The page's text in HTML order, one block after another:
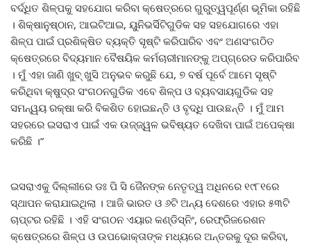
ବର୍ଦ୍ଧିତ ଶିଳ୍ପକୁ ସହଯୋଗ କରିବା କ୍ଷେତ୍ରରେ ଗୁରୁତ୍ୱପୂର୍ଣ୍ଣ ଭୂମିକା ରହିଛି
। ଶିକ୍ଷାନୁଷ୍ଠାନ, ଆଇଟିଆଇ, ୟୁନିଭର୍ସିଟିଗୁଡିକ ସହ ସହଯୋଗରେ ଏହା
ଶିଳ୍ପ ପାଇଁ ପ୍ରଶିକ୍ଷିତ ବ୍ୟକ୍ତି ସୃଷ୍ଟି କରିପାରିବ ଏବଂ ଅଣସଂଗଠିତ
କ୍ଷେତ୍ରରେ ବିଦ୍ୟମାନ ବୈଷୟିକ କର୍ମଚାରୀମାନଙ୍କୁ ଅପ୍‌ଗ୍ରେଡ କରିପାରିବ
। ମୁଁ ଏହା ଜାଣି ଖୁବ୍ ଖୁସି ଅନୁଭବ କରୁଛି ଯେ, ୭ ବର୍ଷ ପୂର୍ବେ ଆମେ ସୃଷ୍ଟି
କରିଥିବା କ୍ଷୁଦ୍ର ସଂଗଠନଗୁଡିକ ଏବେ ଶିଳ୍ପ ଓ ବ୍ୟବସାୟଗୁଡିକ ସହ
ସମନ୍ୱୟ ରକ୍ଷା କରି ବିକଶିତ ହୋଇଛନ୍ତି ଓ ବୃଦ୍ଧି ପାଉଛନ୍ତି । ମୁଁ ଆମ
ସହରରେ ଇସରାଏ ପାଇଁ ଏକ ଉଜ୍ଜ୍ୱଳ ଭବିଷ୍ୟତ ଦେଖିବା ପାଇଁ ଅପେକ୍ଷା
କରିଛି ।”
ଇସରାଏକୁ ଦିଲ୍ଲୀରେ ଡଃ ପି ସି ଜୈନଙ୍କ ନେତୃତ୍ୱ ଅଧିନରେ ୧୯୮୧ରେ
ସ୍ଥାପନ କରାଯାଇଥିଲା । ଆଜି ଭାରତ ଓ ୬ଟି ଅନ୍ୟ ଦେଶରେ ଏହାର ୫୩ଟି
ଚାପ୍ଟର ରହିଛି । ଏହି ସଂଗଠନ ଏୟାର କଣ୍ଡିସ୍‌ନିଂ, ରେଫ୍ରିଜରେଶନ
କ୍ଷେତ୍ରରେ ଶିଳ୍ପ ଓ ଉପଭୋକ୍ତାଙ୍କ ମଧ୍ୟରେ ଅନ୍ତରକୁ ଦୂର କରିବା,